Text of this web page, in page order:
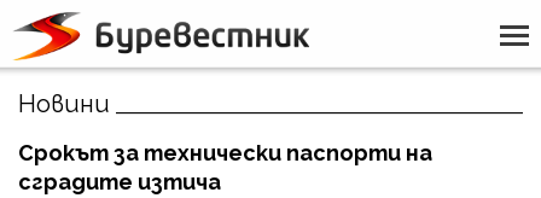
Новини
Срокът за технически паспорти на
сградите изтича